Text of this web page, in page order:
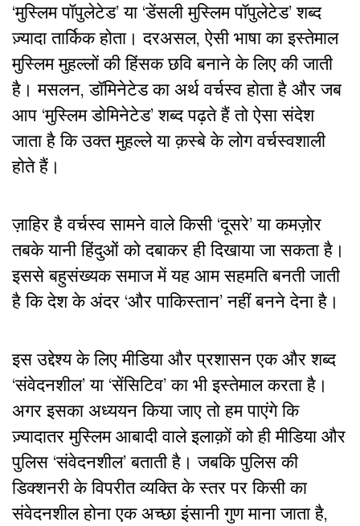
‘मुस्लिम पॉपुलेटेड’ या ‘डेंसली मुस्लिम पॉपुलेटेड’ शब्द
ज़्यादा तार्किक होता। दरअसल, ऐसी भाषा का इस्तेमाल
मुस्लिम मुहल्लों की हिंसक छवि बनाने के लिए की जाती
है। मसलन, डॉमिनेटेड का अर्थ वर्चस्व होता है और जब
आप ‘मुस्लिम डोमिनेटेड’ शब्द पढ़ते हैं तो ऐसा संदेश
जाता है कि उक्त मुहल्ले या क़स्बे के लोग वर्चस्वशाली
होते हैं।
ज़ाहिर है वर्चस्व सामने वाले किसी ‘दूसरे’ या कमज़ोर
तबके यानी हिंदुओं को दबाकर ही दिखाया जा सकता है।
इससे बहुसंख्यक समाज में यह आम सहमति बनती जाती
है कि देश के अंदर ‘और पाकिस्तान’ नहीं बनने देना है।
इस उद्देश्य के लिए मीडिया और प्रशासन एक और शब्द
‘संवेदनशील’ या ‘सेंसिटिव’ का भी इस्तेमाल करता है।
अगर इसका अध्ययन किया जाए तो हम पाएंगे कि
ज़्यादातर मुस्लिम आबादी वाले इलाक़ों को ही मीडिया और
पुलिस ‘संवेदनशील’ बताती है। जबकि पुलिस की
डिक्शनरी के विपरीत व्यक्ति के स्तर पर किसी का
संवेदनशील होना एक अच्छा इंसानी गुण माना जाता है,